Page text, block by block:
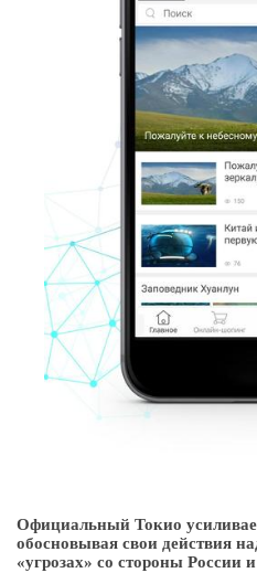
Официальный Токио
обосновывая свои действия
«угрозах» со стороны России